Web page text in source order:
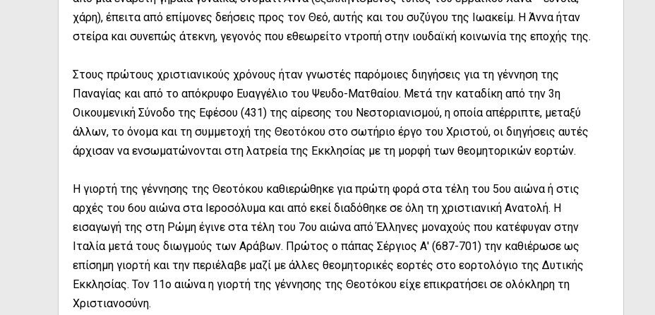
χάρη), έπειτα από επίμονες δεήσεις προς τον Θεό, αυτής και του συζύγου της Ιωακείμ. Η Άννα ήταν
στείρα και συνεπώς άτεκνη, γεγονός που εθεωρείτο ντροπή στην ιουδαϊκή κοινωνία της εποχής της.
Στους πρώτους χριστιανικούς χρόνους ήταν γνωστές παρόμοιες διηγήσεις για τη γέννηση της
Παναγίας και από το απόκρυφο Ευαγγέλιο του Ψευδο-Ματθαίου. Μετά την καταδίκη από την 3η
Οικουμενική Σύνοδο της Εφέσου (431) της αίρεσης του Νεστοριανισμού, η οποία απέρριπτε, μεταξύ
άλλων, το όνομα και τη συμμετοχή της Θεοτόκου στο σωτήριο έργο του Χριστού, οι διηγήσεις αυτές
άρχισαν να ενσωματώνονται στη λατρεία της Εκκλησίας με τη μορφή των θεομητορικών εορτών.
Η γιορτή της γέννησης της Θεοτόκου καθιερώθηκε για πρώτη φορά στα τέλη του 5ου αιώνα ή στις
αρχές του 6ου αιώνα στα Ιεροσόλυμα και από εκεί διαδόθηκε σε όλη τη χριστιανική Ανατολή. Η
εισαγωγή της στη Ρώμη έγινε στα τέλη του 7ου αιώνα από Έλληνες μοναχούς που κατέφυγαν στην
Ιταλία μετά τους διωγμούς των Αράβων. Πρώτος ο πάπας Σέργιος Α' (687-701) την καθιέρωσε ως
επίσημη γιορτή και την περιέλαβε μαζί με άλλες θεομητορικές εορτές στο εορτολόγιο της Δυτικής
Εκκλησίας. Τον 11ο αιώνα η γιορτή της γέννησης της Θεοτόκου είχε επικρατήσει σε ολόκληρη τη
Χριστιανοσύνη.